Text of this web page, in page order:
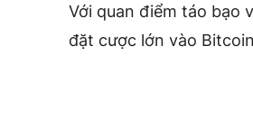
Với quan điểm táo bạo
đặt cược lớn vào